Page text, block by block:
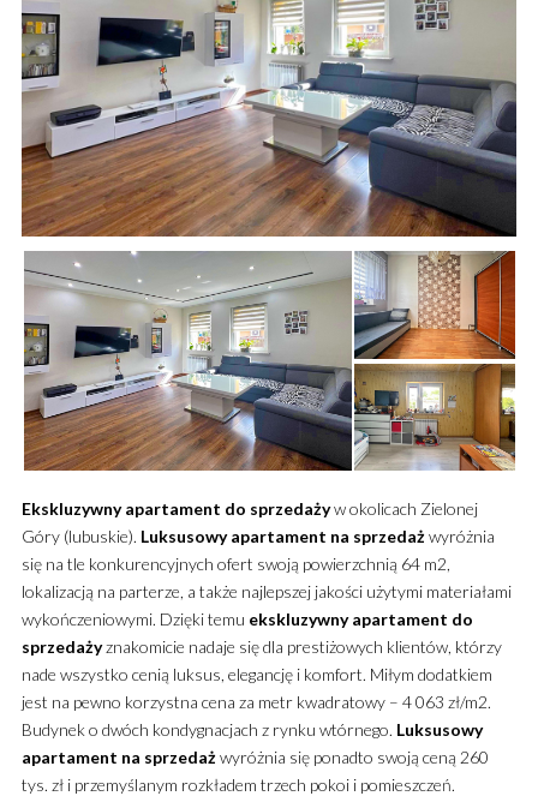
Ekskluzywny apartament do sprzedażyw okolicach Zielonej
Góry (lubuskie). Luksusowy apartament na sprzedażwyróżnia
się na tle konkurencyjnych ofert swoją powierzchnią 64 m2,
lokalizacją na parterze, a także najlepszej jakości użytymi materiałami
wykończeniowymi. Dzięki temu ekskluzywny apartament do
sprzedażyznakomicie nadaje się dla prestiżowych klientów, którzy
nade wszystko cenią luksus, elegancję i komfort. Miłym dodatkiem
jest na pewno korzystna cena za metr kwadratowy – 4 063 zł/m2.
Budynek o dwóch kondygnacjach z rynku wtórnego. Luksusowy
apartament na sprzedażwyróżnia się ponadto swoją ceną 260
tys. zł i przemyślanym rozkładem trzech pokoi i pomieszczeń.